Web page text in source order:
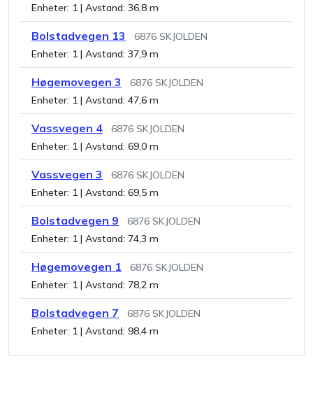
Enheter: 1 | Avstand: 36,8 m
Bolstadvegen 13 6876 SKJOLDEN
Enheter: 1 | Avstand: 37,9 m
Høgemovegen 3 6876 SKJOLDEN
Enheter: 1 | Avstand: 47,6 m
Vassvegen 4 6876 SKJOLDEN
Enheter: 1 | Avstand: 69,0 m
Vassvegen 3 6876 SKJOLDEN
Enheter: 1 | Avstand: 69,5 m
Bolstadvegen 9 6876 SKJOLDEN
Enheter: 1 | Avstand: 74,3 m
Høgemovegen 1 6876 SKJOLDEN
Enheter: 1 | Avstand: 78,2 m
Bolstadvegen 7 6876 SKJOLDEN
Enheter: 1 | Avstand: 98,4 m